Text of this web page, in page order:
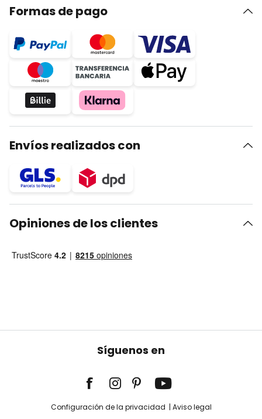
Formas de pago
Envíos realizados con
Opiniones de los clientes
Síguenos en
Configuración de la privacidad Aviso legal